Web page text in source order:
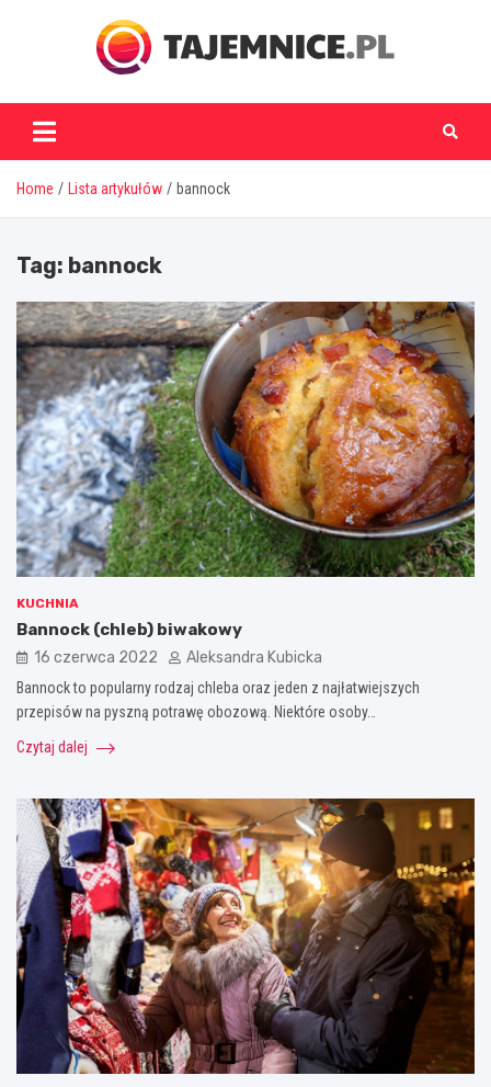
tajemnice.pl
Home Lista artykułów bannock
Tag: bannock
KUCHNIA
Bannock (chleb) biwakowy
16 czerwca 2022 Aleksandra Kubicka
Bannock to popularny rodzaj chleba oraz jeden z najłatwiejszych
przepisów na pyszną potrawę obozową. Niektóre osoby…
Czytaj dalej